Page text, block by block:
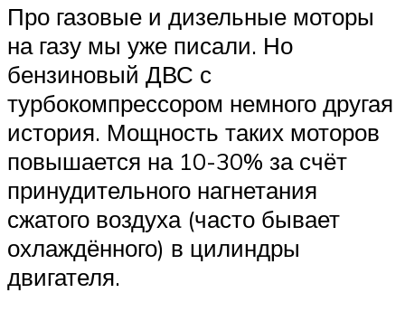
Про газовые и дизельные моторы
на газу мы уже писали. Но
бензиновый ДВС с
турбокомпрессором немного другая
история. Мощность таких моторов
повышается на 10-30% за счёт
принудительного нагнетания
сжатого воздуха (часто бывает
охлаждённого) в цилиндры
двигателя.